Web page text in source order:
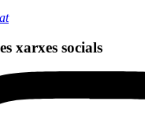
xarxes socials